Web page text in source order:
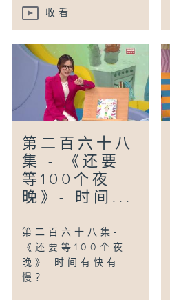
收看
第二百六十八
集 - 《还要
等100个夜
晚》- 时间...
第二百六十八集-
《还要等100个夜
晚》-时间有快有
慢？